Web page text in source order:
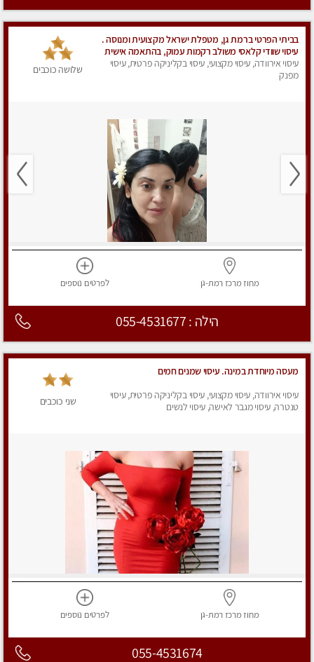
בביתי הפרטי ברמת גן, מטפלת ישראל מקצועית ומנוסה .
עיסוי שוודי קלאסי משולב רקמות עמוק, בהתאמה אישית
. נא לא להתקשר מחסוי.
עיסוי אירוודה, עיסוי מקצועי, עיסוי בקליניקה פרטית, עיסוי
מפנק
שלושה כוכבים
מחוז מרכז רמת-גן לפרטים נוספים
הילה : 055-4531677
מעסה מיוחדת במינה. עיסוי שמנים חמים
עיסוי אירוודה, עיסוי מקצועי, עיסוי בקליניקה פרטית, עיסוי
טנטרה, עיסוי מגבר לאישה, עיסוי לנשים
שני כוכבים
מחוז מרכז רמת-גן לפרטים נוספים
055-4531674